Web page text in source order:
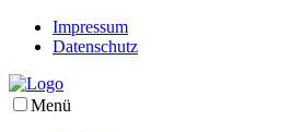
Impressum
Datenschutz
Menü